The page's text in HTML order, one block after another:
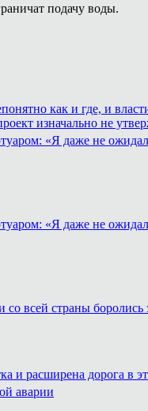
подачу воды.
как и где, и
изначально не
«Я даже не
«Я даже не
со всей страны
и расширена дорога в
аварии